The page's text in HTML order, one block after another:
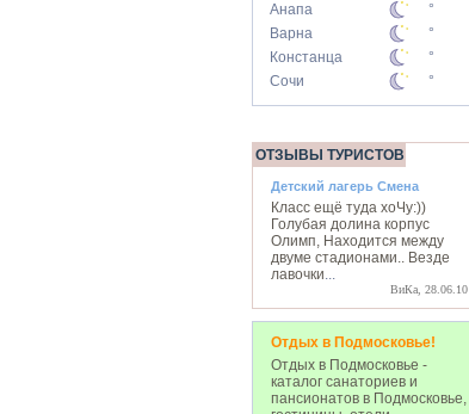
Анапа
°
Варна
°
Констанца
°
Сочи
°
ОТЗЫВЫ ТУРИСТОВ
Детский лагерь Смена
Класс ещё туда хоЧу:))
Голубая долина корпус
Олимп, Находится между
двуме стадионами.. Везде
лавочки...
ВиКа, 28.06.10
Отдых в Подмосковье!
Отдых в Подмосковье -
каталог санаториев и
пансионатов в Подмосковье,